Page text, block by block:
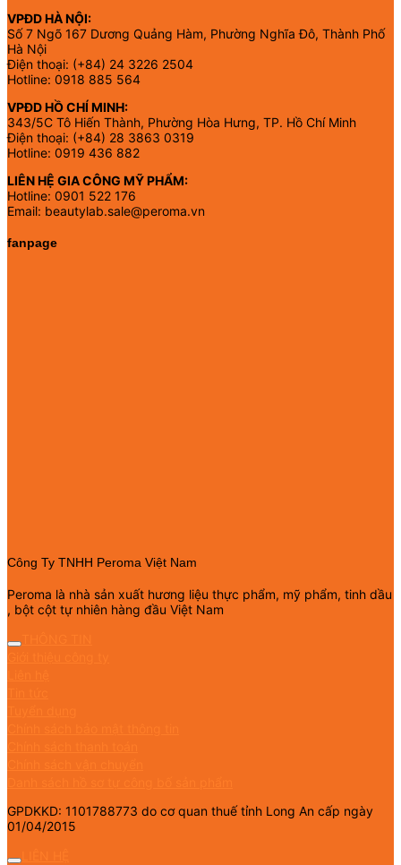
VPĐD HÀ NỘI:
Số 7 Ngõ 167 Dương Quảng Hàm, Phường Nghĩa Đô, Thành Phố
Hà Nội
Điện thoại: (+84) 24 3226 2504
Hotline: 0918 885 564
VPĐD HỒ CHÍ MINH:
343/5C Tô Hiến Thành, Phường Hòa Hưng, TP. Hồ Chí Minh
Điện thoại: (+84) 28 3863 0319
Hotline: 0919 436 882
LIÊN HỆ GIA CÔNG MỸ PHẨM:
Hotline: 0901 522 176
Email: beautylab.sale@peroma.vn
fanpage
Công Ty TNHH Peroma Việt Nam
Peroma là nhà sản xuất hương liệu thực phẩm, mỹ phẩm, tinh dầu
, bột cột tự nhiên hàng đầu Việt Nam
GPDKKD: 1101788773 do cơ quan thuế tỉnh Long An cấp ngày
01/04/2015